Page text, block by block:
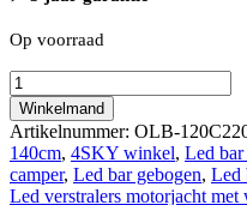
Op voorraad
Ollson
40
inch
Curved
LED
bar
Winkelmand
Artikelnummer: OLB-
140cm, 4SKY winkel, Led bar
camper, Led bar gebogen, Led
Led verstralers motorjacht